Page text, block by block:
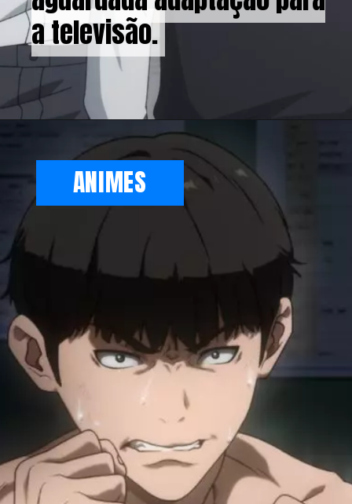
a televisão.
a televisão.
ANIMES